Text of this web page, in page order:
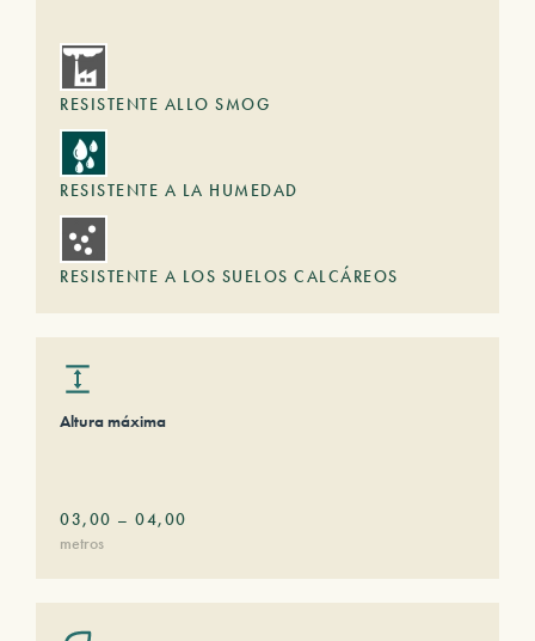
RESISTENTE ALLO SMOG
RESISTENTE A LA HUMEDAD
RESISTENTE A LOS SUELOS CALCÁREOS
Altura máxima
03,00 – 04,00
metros